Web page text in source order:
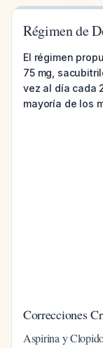
Régimen de
El régimen
75 mg,
vez al día cada
mayoría de los
Correcciones
Aspirina y